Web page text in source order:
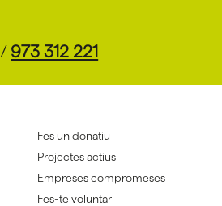
/ 973 312 221
Fes un donatiu
Projectes actius
Empreses compromeses
Fes-te voluntari